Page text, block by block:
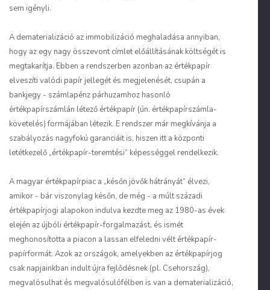
sem igényli.
A dematerializáció az immobilizáció meghaladása annyiban,
hogy az egy nagy összevont címlet előállításának költségét is
megtakarítja. Ebben a rendszerben azonban az értékpapír
elveszíti valódi papír jellegét és megjelenését, csupán a
bankjegy - számlapénz párhuzamhoz hasonló
értékpapírszámlán létező értékpapír (ún. értékpapírszámla-
követelés) formájában létezik. E rendszer már megkívánja a
szabályozás nagyfokú garanciáit is, hiszen itt a központi
letétkezelő „értékpapír-teremtési” képességgel rendelkezik.
A magyar értékpapírpiac a „későn jövők hátrányát” élvezi,
amikor - bár viszonylag későn, de még - a múlt századi
értékpapírjogi alapokon indulva kezdte meg az 1980-as évek
elején az újbóli értékpapír-forgalmazást, és ismét
meghonosította a piacon a lassan elfeledni vélt értékpapír-
papírformát. Azok az országok, amelyekben az értékpapírjog
csak napjainkban indult újra fejlődésnek (pl. Csehország),
megvalósulhat és megvalósulófélben is van a dematerializáció,